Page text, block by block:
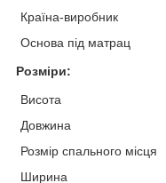
Країна-виробник
Основа під матрац
Розміри:
Висота
Довжина
Розмір спального місця
Ширина